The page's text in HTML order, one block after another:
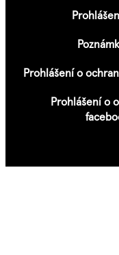
Prohlášení o
Prohlášení o